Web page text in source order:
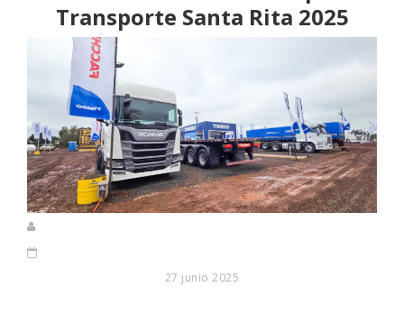
Transporte Santa Rita 2025
27 junio 2025